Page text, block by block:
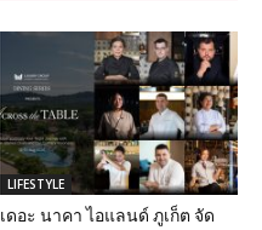
LIFESTYLE
เดอะ นาคา ไอแลนด์ ภูเก็ต จัด